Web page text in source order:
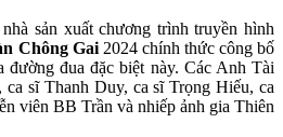
sản xuất chương trình truyền hình
Chông Gai 2024 chính thức công bố
đường đua đặc biệt này. Các Anh Tài
sĩ Thanh Duy, ca sĩ Trọng Hiếu, ca
viên BB Trần và nhiếp ảnh gia Thiên